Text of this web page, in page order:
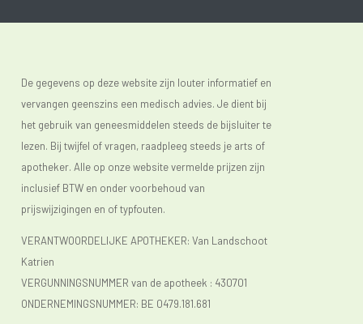
De gegevens op deze website zijn louter informatief en
vervangen geenszins een medisch advies. Je dient bij
het gebruik van geneesmiddelen steeds de bijsluiter te
lezen. Bij twijfel of vragen, raadpleeg steeds je arts of
apotheker. Alle op onze website vermelde prijzen zijn
inclusief BTW en onder voorbehoud van
prijswijzigingen en of typfouten.
VERANTWOORDELIJKE APOTHEKER: Van Landschoot
Katrien
VERGUNNINGSNUMMER van de apotheek : 430701
ONDERNEMINGSNUMMER: BE 0479.181.681